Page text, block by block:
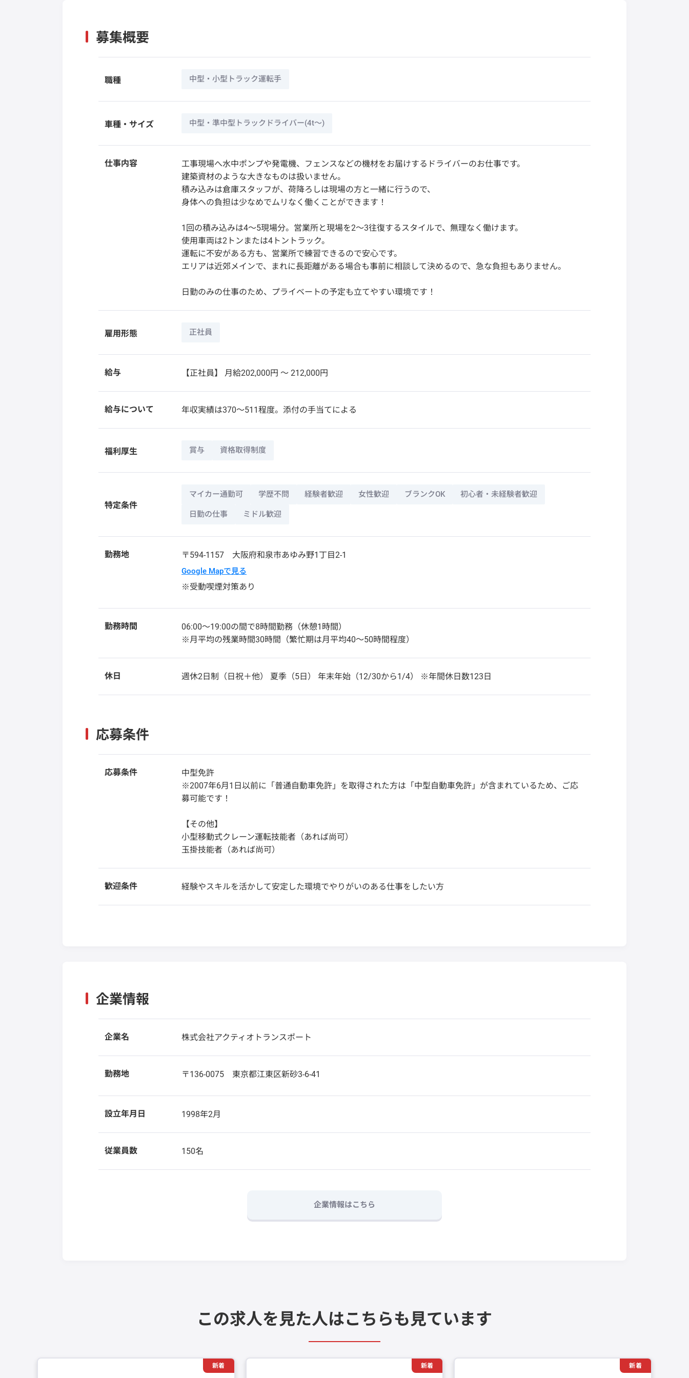
募集概要
職種 中型・小型トラック運転手
車種・サイズ 中型・準中型トラックドライバー(4t～)
仕事内容
工事現場へ水中ポンプや発電機、フェンスなどの機材をお届けするドライバーのお仕事です。
建築資材のような大きなものは扱いません。
積み込みは倉庫スタッフが、荷降ろしは現場の方と一緒に行うので、
身体への負担は少なめでムリなく働くことができます！
1回の積み込みは4〜5現場分。営業所と現場を2〜3往復するスタイルで、無理なく働けます。
使用車両は2トンまたは4トントラック。
運転に不安がある方も、営業所で練習できるので安心です。
エリアは近郊メインで、まれに長距離がある場合も事前に相談して決めるので、急な負担もありません。
日勤のみの仕事のため、プライベートの予定も立てやすい環境です！
雇用形態 正社員
給与 【正社員】 月給202,000円 〜 212,000円
給与について 年収実績は370～511程度。添付の手当てによる
福利厚生 賞与 資格取得制度
特定条件
マイカー通勤可 学歴不問 経験者歓迎 女性歓迎 ブランクOK 初心者・未経験者歓迎
日勤の仕事 ミドル歓迎
勤務地 〒594-1157 大阪府和泉市あゆみ野1丁目2-1
Google Mapで見る
※受動喫煙対策あり
勤務時間
06:00〜19:00の間で8時間勤務（休憩1時間）
※月平均の残業時間30時間（繁忙期は月平均40〜50時間程度）
休日 週休2日制（日祝＋他） 夏季（5日） 年末年始（12/30から1/4） ※年間休日数123日
応募条件
応募条件
中型免許
※2007年6月1日以前に「普通自動車免許」を取得された方は「中型自動車免許」が含まれているため、ご応
募可能です！
【その他】
小型移動式クレーン運転技能者（あれば尚可）
玉掛技能者（あれば尚可）
歓迎条件 経験やスキルを活かして安定した環境でやりがいのある仕事をしたい方
企業情報
企業名 株式会社アクティオトランスポート
勤務地 〒136-0075 東京都江東区新砂3-6-41
設立年月日 1998年2月
従業員数 150名
企業情報はこちら
この求人を見た人はこちらも見ています
新着 新着 新着